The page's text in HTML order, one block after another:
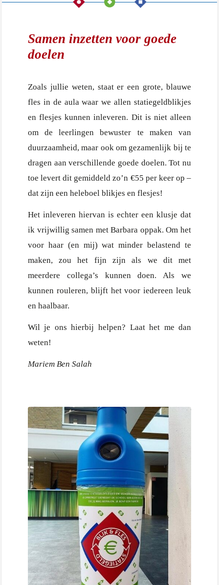
Samen inzetten voor goede
doelen
Zoals jullie weten, staat er een grote, blauwe
fles in de aula waar we allen statiegeldblikjes
en flesjes kunnen inleveren. Dit is niet alleen
om de leerlingen bewuster te maken van
duurzaamheid, maar ook om gezamenlijk bij te
dragen aan verschillende goede doelen. Tot nu
toe levert dit gemiddeld zo’n €55 per keer op –
dat zijn een heleboel blikjes en flesjes!
Het inleveren hiervan is echter een klusje dat
ik vrijwillig samen met Barbara oppak. Om het
voor haar (en mij) wat minder belastend te
maken, zou het fijn zijn als we dit met
meerdere collega’s kunnen doen. Als we
kunnen rouleren, blijft het voor iedereen leuk
en haalbaar.
Wil je ons hierbij helpen? Laat het me dan
weten!
Mariem Ben Salah